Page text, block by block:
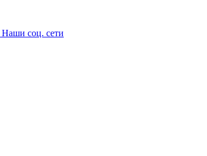
Наши соц. сети